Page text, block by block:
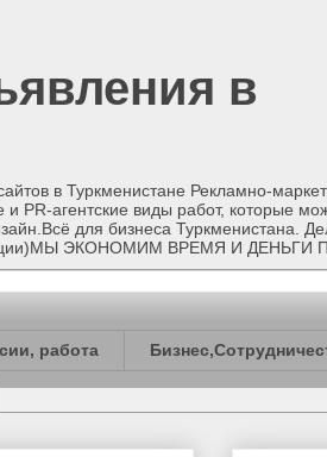
в
в Туркменистане Рекламно-
агентские виды работ, которые
для бизнеса Туркменистана.
ЭКОНОМИМ ВРЕМЯ И ДЕНЬГИ
работа